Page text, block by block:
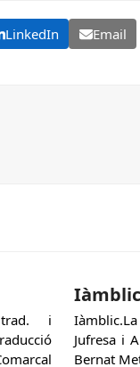
LinkedIn Email
i
Iàmblic
Jufresa i
Bernat